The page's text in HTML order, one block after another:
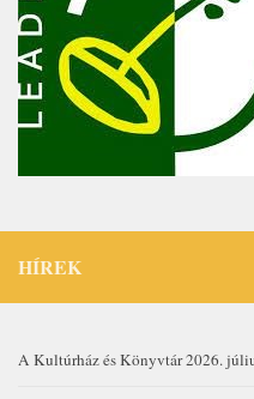
HÍREK
A Kultúrház és Könyvtár 2026.